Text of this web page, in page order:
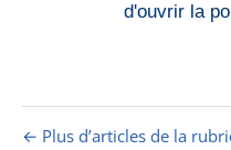
d'ouvrir la
← Plus d’articles de la